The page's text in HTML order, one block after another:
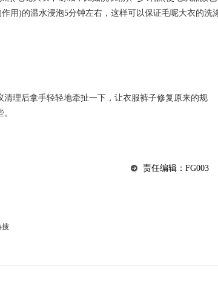
用)的温水浸泡5分钟左右，这样可以保证毛呢大衣的洗
理后拿手轻轻地牵扯一下，让衣服裤子修复原来的规
责任编辑：FG003
搜